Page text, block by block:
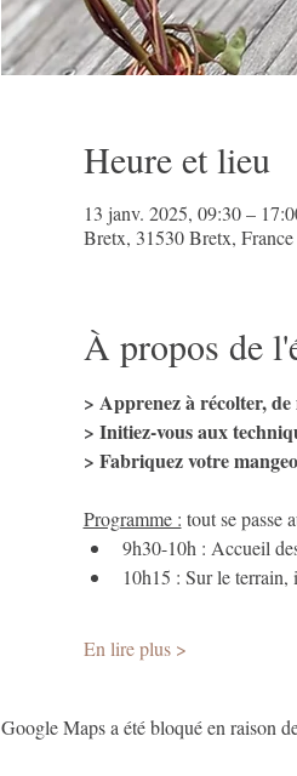
Heure et lieu
13 janv. 2025, 09:30 –
Bretx, 31530 Bretx, France
À propos de
> Apprenez à récolter, de
> Initiez-vous aux
> Fabriquez votre
Programme : tout se passe
9h30-10h : Accueil
10h15 : Sur le terrain,
En lire plus >
Google Maps a été bloqué en raison